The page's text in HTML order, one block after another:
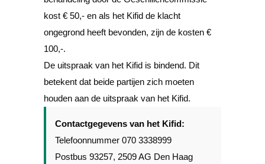
kost € 50,- en als het Kifid de klacht
ongegrond heeft bevonden, zijn de kosten €
100,-.
De uitspraak van het Kifid is bindend. Dit
betekent dat beide partijen zich moeten
houden aan de uitspraak van het Kifid.
Contactgegevens van het Kifid:
Telefoonnummer 070 3338999
Postbus 93257, 2509 AG Den Haag